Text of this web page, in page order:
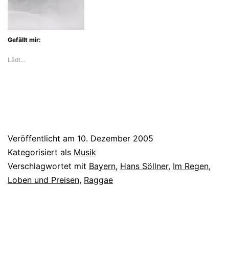
Gefällt mir:
Lädt…
Veröffentlicht am 10. Dezember 2005
Kategorisiert als Musik
Verschlagwortet mit Bayern, Hans Söllner, Im Regen,
Loben und Preisen, Raggae